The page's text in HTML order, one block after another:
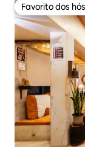
Favorito dos
Favorito dos